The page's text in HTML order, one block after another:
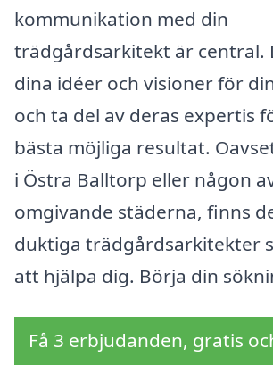
kommunikation med din
trädgårdsarkitekt är central.
dina idéer och visioner för
och ta del av deras expertis
bästa möjliga resultat.
i Östra Balltorp eller någon
omgivande städerna, finns
duktiga trädgårdsarkitekter
att hjälpa dig. Börja din
Få 3 erbjudanden, gratis